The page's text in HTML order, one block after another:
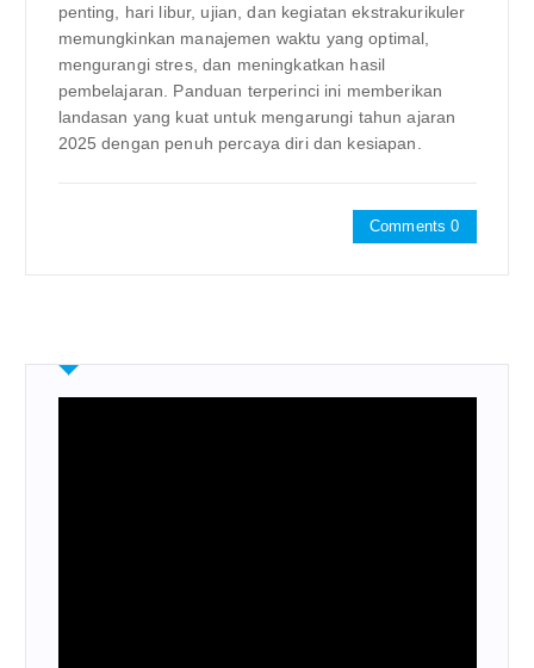
penting, hari libur, ujian, dan kegiatan ekstrakurikuler
memungkinkan manajemen waktu yang optimal,
mengurangi stres, dan meningkatkan hasil
pembelajaran. Panduan terperinci ini memberikan
landasan yang kuat untuk mengarungi tahun ajaran
2025 dengan penuh percaya diri dan kesiapan.
Comments 0